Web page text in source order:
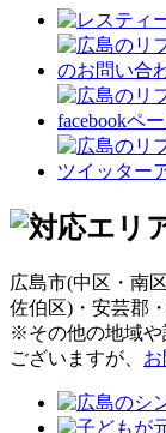
広島市(中区・南
佐伯区)・安芸郡
※その他の地域や
ございますが、